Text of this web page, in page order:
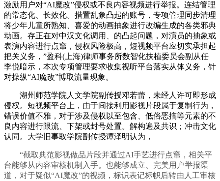
激励用户对“AI魔改”侵权或不良内容视频进行举报。连结管理
的常态化、长效化。措置乱象凸起的账号，专项管理同步清理
将少年儿童所熟知、喜爱的动画抽象进行改编生成的各类邪典
动画。存正在对中汉文化调用、的凸起问题，对演员的抽象或
表演内容进行点窜，侵权风险极高，短视频平台应切实承担起
把关义务，”盈科(上海)律师事务所数智化扶植委员会副从任
李悦暗示，本次专项管理要求收集视听平台落实从体义务，针
对操纵“AI魔改”博取流量现象。
湖州师范学院人文学院副传授邓若蕾，未经人许可即形成
侵权。短视频平台上，由于间接利用影视片段属于复制行为，
错误价值不雅，对于涉及侵权以至包含、低俗恶搞等元素的不
良内容进行限流、下架或封号处置。解构遍及共识；冲击文化
认同。大学旧事取学院副传授谭泽明认为，
“截取典范影视做品片段并通过AI手艺进行点窜，相关平
台能够从内容审核机制入手。也能够成立、完美用户举报渠
道，对于疑似“AI魔改”的视频，标识表记标帜后转由人工审核